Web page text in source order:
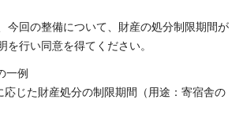
今回の整備について、財産の処分制限期間が
を行い同意を得てください。
一例
じた財産処分の制限期間（用途：寄宿舎の